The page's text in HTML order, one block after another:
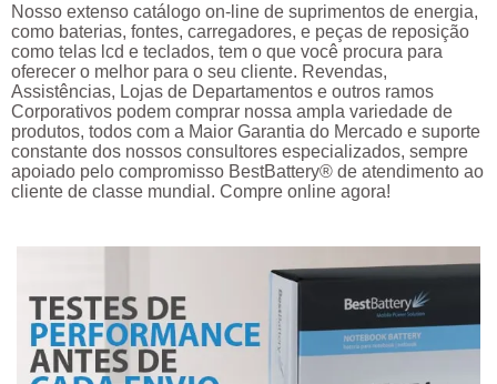
Nosso extenso catálogo on-line de suprimentos de energia,
como baterias, fontes, carregadores, e peças de reposição
como telas lcd e teclados, tem o que você procura para
oferecer o melhor para o seu cliente. Revendas,
Assistências, Lojas de Departamentos e outros ramos
Corporativos podem comprar nossa ampla variedade de
produtos, todos com a Maior Garantia do Mercado e suporte
constante dos nossos consultores especializados, sempre
apoiado pelo compromisso BestBattery® de atendimento ao
cliente de classe mundial. Compre online agora!